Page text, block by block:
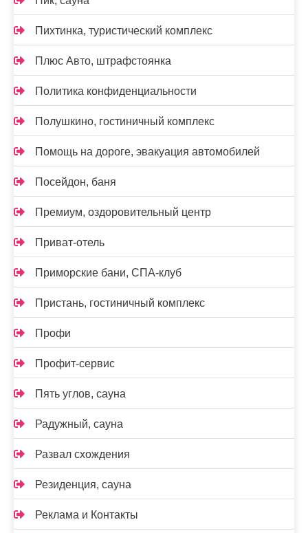
Пихтинка, туристический комплекс
Плюс Авто, штрафстоянка
Политика конфиденциальности
Полушкино, гостиничный комплекс
Помощь на дороге, эвакуация автомобилей
Посейдон, баня
Премиум, оздоровительный центр
Приват-отель
Приморские бани, СПА-клуб
Пристань, гостиничный комплекс
Профи
Профит-сервис
Пять углов, сауна
Радужный, сауна
Развал схождения
Резиденция, сауна
Реклама и Контакты